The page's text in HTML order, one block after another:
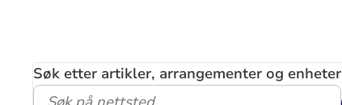
Søk etter artikler, arrangementer og enheter